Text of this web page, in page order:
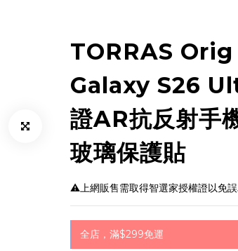
TORRAS
Galaxy S26
證AR抗反射手
玻璃保護貼
⚠️上網販售需取得智選家授權證以免誤
全店，滿$299免運